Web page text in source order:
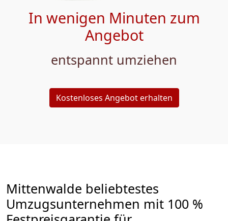
In wenigen Minuten zum
Angebot
entspannt umziehen
Kostenloses Angebot erhalten
Mittenwalde beliebtestes
Umzugsunternehmen mit 100 %